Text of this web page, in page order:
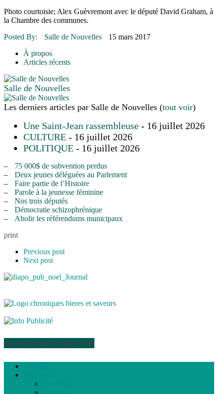
16 juillet 2026 | CULTURE
16 juillet 2026 | POLITIQUE
16 juillet 2026 | COMMUNAUTAIRE
Photo courtoisie; Alex Guèvremont avec le député David Graham, à
la Chambre des communes.
Posted By:
Salle de Nouvelles
15 mars 2017
À propos
Articles récents
Salle de Nouvelles
Les derniers articles par Salle de Nouvelles (tout voir)
Une Saint-Jean rassembleuse - 16 juillet 2026
CULTURE - 16 juillet 2026
POLITIQUE - 16 juillet 2026
–
75 000$ de subvention perdus
–
Deux jeunes déléguées au Parlement
–
Faire partie de l’Histoire
–
Parole à la jeunesse féminine
–
Nos trois députés
–
Démocratie schizophrénique
–
Abolir les référendums municipaux
print
Previous post
Next post
Association médias écris